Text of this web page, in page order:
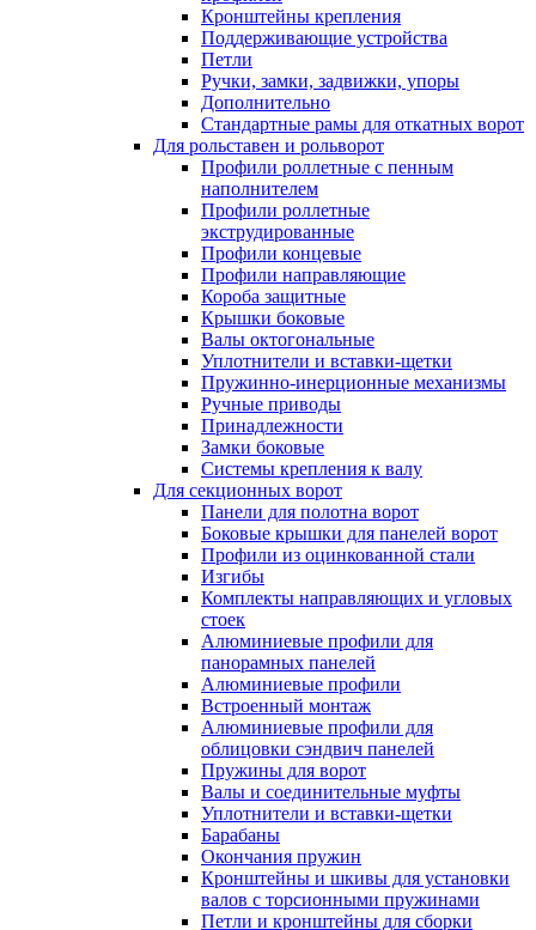
Кронштейны крепления
Поддерживающие устройства
Петли
Ручки, замки, задвижки, упоры
Дополнительно
Стандартные рамы для откатных ворот
Для рольставен и рольворот
Профили роллетные с пенным
наполнителем
Профили роллетные
экструдированные
Профили концевые
Профили направляющие
Короба защитные
Крышки боковые
Валы октогональные
Уплотнители и вставки-щетки
Пружинно-инерционные механизмы
Ручные приводы
Принадлежности
Замки боковые
Системы крепления к валу
Для секционных ворот
Панели для полотна ворот
Боковые крышки для панелей ворот
Профили из оцинкованной стали
Изгибы
Комплекты направляющих и угловых
стоек
Алюминиевые профили для
панорамных панелей
Алюминиевые профили
Встроенный монтаж
Алюминиевые профили для
облицовки сэндвич панелей
Пружины для ворот
Валы и соединительные муфты
Уплотнители и вставки-щетки
Барабаны
Окончания пружин
Кронштейны и шкивы для установки
валов с торсионными пружинами
Петли и кронштейны для сборки